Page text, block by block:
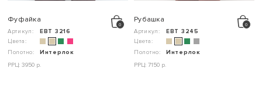
Фуфайка
Артикул:
ЕВТ 3216
Цвета:
Полотно:
Интерлок
РРЦ: 3950 р.
Рубашка
Артикул:
ЕВТ 3245
Цвета:
Полотно:
Интерлок
РРЦ: 7150 р.